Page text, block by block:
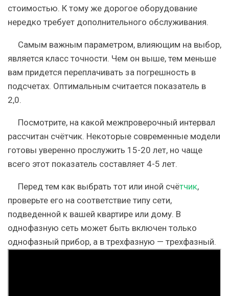
стоимостью. К тому же дорогое оборудование
нередко требует дополнительного обслуживания.
Самым важным параметром, влияющим на выбор,
является класс точности. Чем он выше, тем меньше
вам придется переплачивать за погрешность в
подсчетах. Оптимальным считается показатель в
2,0.
Посмотрите, на какой межпроверочный интервал
рассчитан счётчик. Некоторые современные модели
готовы уверенно прослужить 15-20 лет, но чаще
всего этот показатель составляет 4-5 лет.
Перед тем как выбрать тот или иной счётчик,
проверьте его на соответствие типу сети,
подведенной к вашей квартире или дому. В
однофазную сеть может быть включен только
однофазный прибор, а в трехфазную — трехфазный.